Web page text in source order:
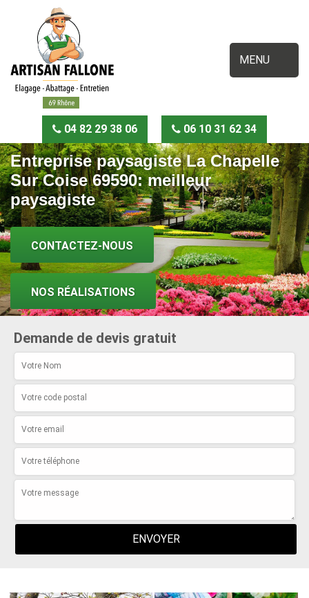
MENU
04 82 29 38 06 06 10 31 62 34
Entreprise paysagiste La Chapelle
Sur Coise 69590: meilleur
paysagiste
CONTACTEZ-NOUS
NOS RÉALISATIONS
Demande de devis gratuit